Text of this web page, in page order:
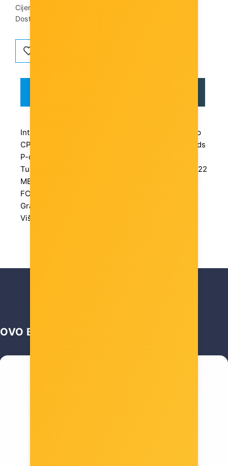
Cijena dostave:
Dostupnost artikla:
Intel BX80768225 Intel Core Ultra 5 225 Desktop
CPU (Arrow Lake S2) 10 Cores (6P 4E) 10 Threads
P-core Base 3.3 GHz, E-core Base 2.7 GHz, Max
Turbo up to 4.9 GHz L3 Cache 20 MB, L2 Cache 22
MB 65 W Base Power, 121 W Max Turbo Power
FCLGA1851 Boxed, with cooler Integrated Intel
Graphics
Više informacija možete pogledati
OVO BI VAS MOGLO ZANIMATI …